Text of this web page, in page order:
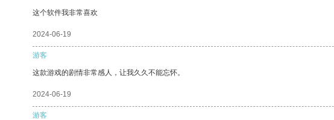
这个软件我非常喜欢
2024-06-19
游客
这款游戏的剧情非常感人，让我久久不能忘怀。
2024-06-19
游客